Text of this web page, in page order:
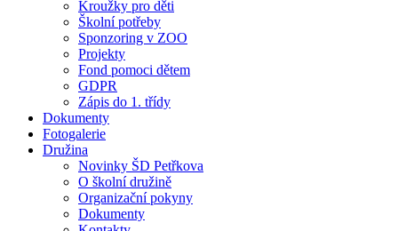
Kroužky pro děti
Školní potřeby
Sponzoring v ZOO
Projekty
Fond pomoci dětem
GDPR
Zápis do 1. třídy
Dokumenty
Fotogalerie
Družina
Novinky ŠD Petřkova
O školní družině
Organizační pokyny
Dokumenty